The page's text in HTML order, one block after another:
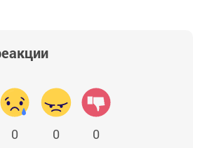
0 0 0